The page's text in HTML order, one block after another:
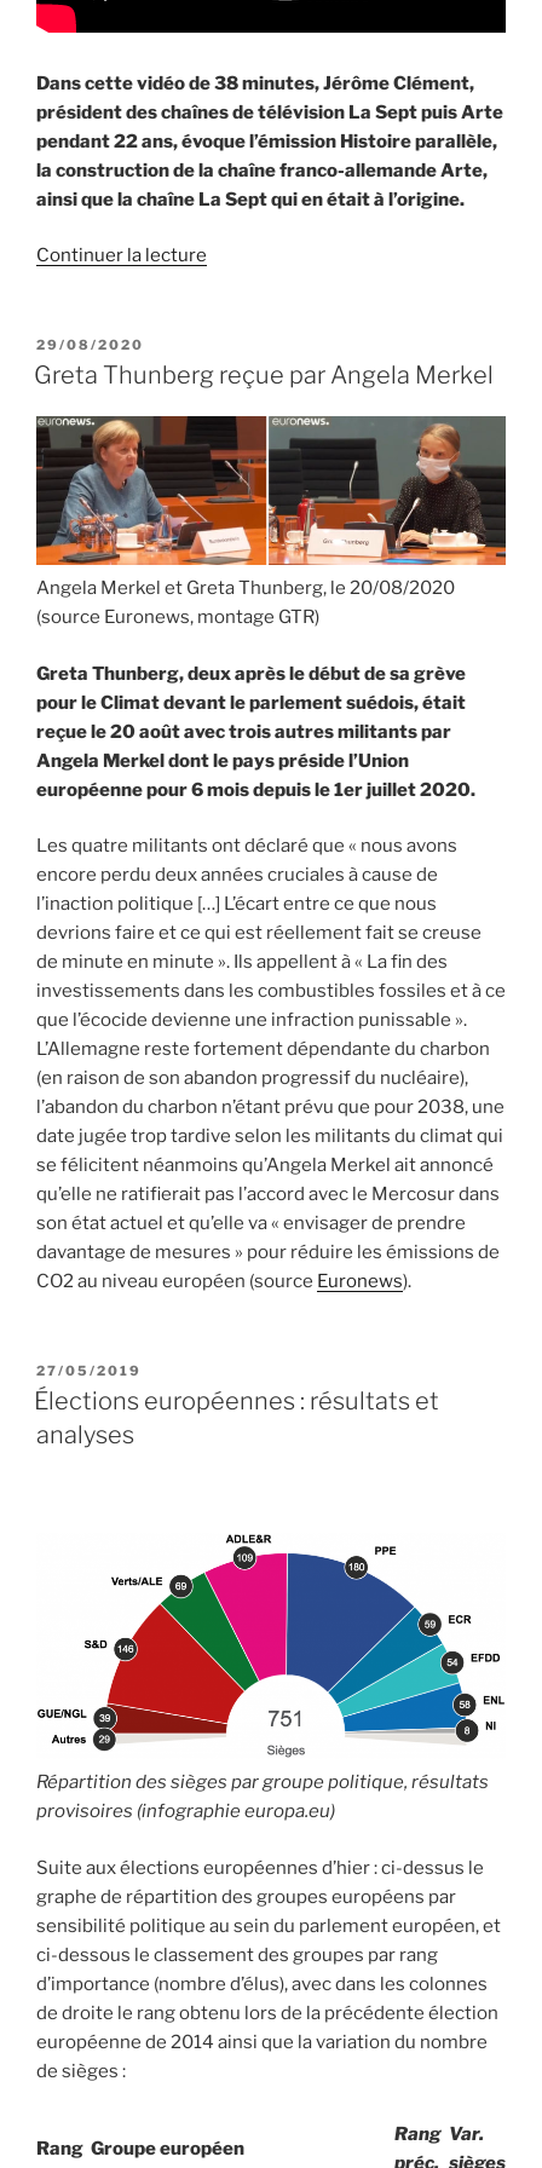
Dans cette vidéo de 38 minutes, Jérôme Clément,
président des chaînes de télévision La Sept puis Arte
pendant 22 ans, évoque l’émission Histoire parallèle,
la construction de la chaîne franco-allemande Arte,
ainsi que la chaîne La Sept qui en était à l’origine.
Continuer la lecture
Clément
Histoire
parallèle,
La
Sept,
Arte »
PUBLIÉ
LE
29/08/2020
Greta Thunberg reçue par Angela Merkel
Angela Merkel et Greta Thunberg, le 20/08/2020
(source Euronews, montage GTR)
Greta Thunberg, deux après le début de sa grève
pour le Climat devant le parlement suédois, était
reçue le 20 août avec trois autres militants par
Angela Merkel dont le pays préside l’Union
européenne pour 6 mois depuis le 1er juillet 2020.
Les quatre militants ont déclaré que « nous avons
encore perdu deux années cruciales à cause de
l’inaction politique […] L’écart entre ce que nous
devrions faire et ce qui est réellement fait se creuse
de minute en minute ». Ils appellent à « La fin des
investissements dans les combustibles fossiles et à ce
que l’écocide devienne une infraction punissable ».
L’Allemagne reste fortement dépendante du charbon
(en raison de son abandon progressif du nucléaire),
l’abandon du charbon n’étant prévu que pour 2038, une
date jugée trop tardive selon les militants du climat qui
se félicitent néanmoins qu’Angela Merkel ait annoncé
qu’elle ne ratifierait pas l’accord avec le Mercosur dans
son état actuel et qu’elle va « envisager de prendre
davantage de mesures » pour réduire les émissions de
CO2 au niveau européen (source Euronews).
PUBLIÉ
LE
27/05/2019
Élections européennes : résultats et
analyses
Répartition des sièges par groupe politique, résultats
provisoires (infographie europa.eu)
Suite aux élections européennes d’hier : ci-dessus le
graphe de répartition des groupes européens par
sensibilité politique au sein du parlement européen, et
ci-dessous le classement des groupes par rang
d’importance (nombre d’élus), avec dans les colonnes
de droite le rang obtenu lors de la précédente élection
européenne de 2014 ainsi que la variation du nombre
de sièges :
Rang Groupe européen
Rang
préc.
Var.
sièges